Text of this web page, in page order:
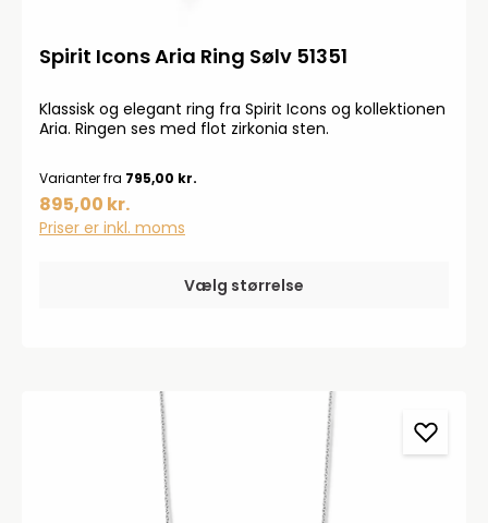
Spirit Icons Aria Ring Sølv 51351
Klassisk og elegant ring fra Spirit Icons og kollektionen
Aria. Ringen ses med flot zirkonia sten.
Varianter fra 795,00 kr.
895,00 kr.
Priser er inkl. moms
Vælg størrelse